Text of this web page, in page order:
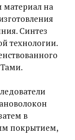
материал на
Синтез
технологии.
в
покрытием,